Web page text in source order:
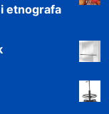
i etnografa